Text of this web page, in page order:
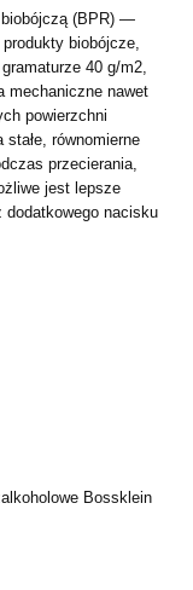
(BPR) —
biobójcze,
40 g/m2,
mechaniczne nawet
powierzchni
stałe, równomierne
przecierania,
jest lepsze
dodatkowego nacisku
Bossklein